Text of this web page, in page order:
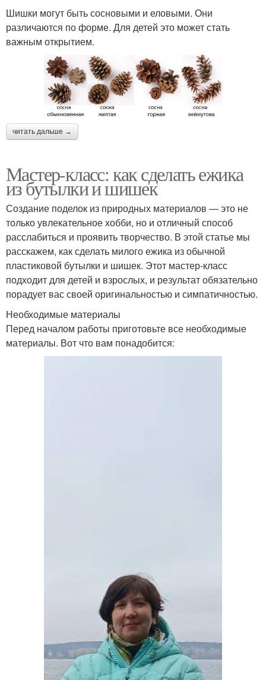
Шишки могут быть сосновыми и еловыми. Они
различаются по форме. Для детей это может стать
важным открытием.
читать дальше →
Мастер-класс: как сделать ежика
из бутылки и шишек
Создание поделок из природных материалов — это не
только увлекательное хобби, но и отличный способ
расслабиться и проявить творчество. В этой статье мы
расскажем, как сделать милого ежика из обычной
пластиковой бутылки и шишек. Этот мастер-класс
подходит для детей и взрослых, и результат обязательно
порадует вас своей оригинальностью и симпатичностью.
Необходимые материалы
Перед началом работы приготовьте все необходимые
материалы. Вот что вам понадобится: